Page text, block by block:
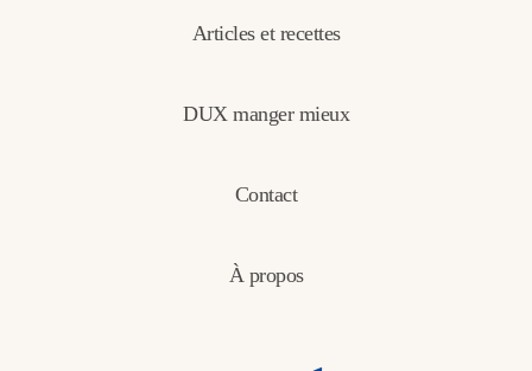
Articles et recettes
DUX manger mieux
Contact
À propos